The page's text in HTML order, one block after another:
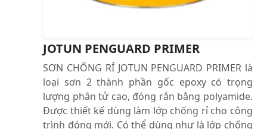
JOTUN PENGUARD PRIMER
SƠN CHỐNG RỈ JOTUN PENGUARD PRIMER là
loại sơn 2 thành phần gốc epoxy có trọng
lượng phân tử cao, đóng rắn bằng polyamide.
Được thiết kế dùng làm lớp chống rỉ cho công
trình đóng mới. Có thể dùng như là lớp chống